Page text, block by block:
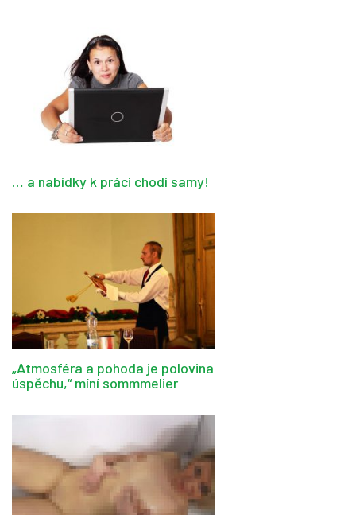
… a nabídky k práci chodí samy!
„Atmosféra a pohoda je polovina
úspěchu,“ míní sommmelier